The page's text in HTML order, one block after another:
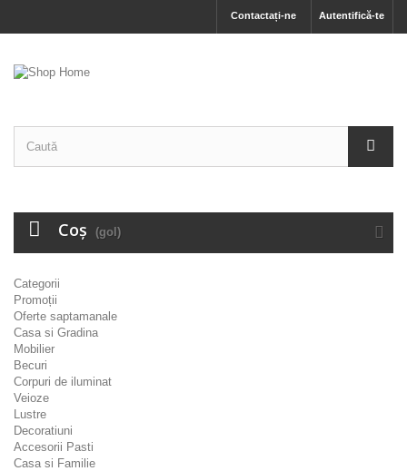
Autentifică-te
Contactați-ne
Coş (gol)
Categorii
Promoții
Oferte saptamanale
Casa si Gradina
Mobilier
Becuri
Corpuri de iluminat
Veioze
Lustre
Decoratiuni
Accesorii Pasti
Casa si Familie